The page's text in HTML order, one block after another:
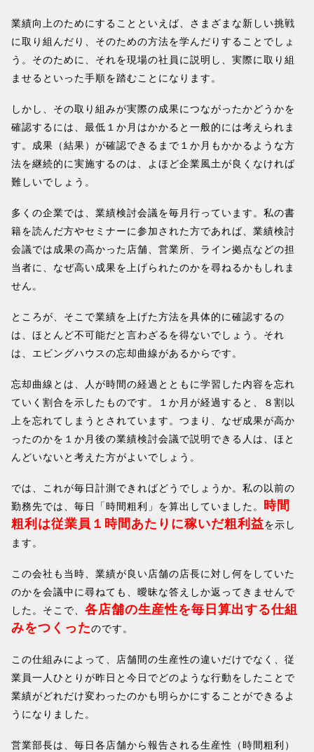
業績向上のためにすることといえば、さまざまな新しい挑戦
に取り組んだり、そのための方法を学んだりすることでしょ
う。そのために、それを現場の社員に説明し、実際に取り組
ませるといった手順を踏むことになります。
しかし、その取り組みが実際の成果につながったかどうかを
確認するには、最低１か月はかかると一般的には考えられま
す。成果（結果）が確認できるまで１か月もかかるような方
法を継続的に実施するのは、よほど企業風土が良くなければ
難しいでしょう。
多くの企業では、業績検討会議を毎月行っています。私の書
籍を読んだ方やセミナーに参加された方であれば、業績検討
会議では成果の高かった店舗、営業所、ライン拠点などの担
当者に、なぜ高い成果を上げられたのかを尋ねるかもしれま
せん。
ところが、そこで業績を上げた方法を具体的に確認するの
は、ほとんど不可能だと言わざるを得ないでしょう。それ
は、エビングハウスの忘却曲線があるからです。
忘却曲線とは、人が時間の経過とともに学習した内容を忘れ
ていく割合を示したものです。１か月が経過すると、８割以
上を忘れてしまうとされています。つまり、なぜ成果が高か
ったのかを１か月後の業績検討会議で説明できる人は、ほと
んどいないと考えた方がよいでしょう。
では、これが毎日計測できればどうでしょうか。私の以前の
勤務先では、毎日「時間粗利」を算出していました。 時間
粗利は従業員１時間あたりに稼いだ粗利益を示し
ます。
この会社も当時、業績が良い店舗の店長に対し何をしていた
のかを会議中に尋ねても、曖昧な答えしか返ってきませんで
した。そこで、 各店舗の生産性を毎日算出する仕組
みをつくったのです。
この仕組みによって、店舗間の生産性の違いだけでなく、従
業員一人ひとりが昨日と今日でどのような行動をしたことで
業績がどれだけ変わったのかも明らかにすることができるよ
うになりました。
営業部長は、毎日各店舗から報告される生産性（時間粗利）